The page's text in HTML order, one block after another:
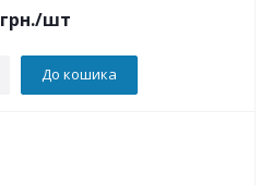
грн./шт
До кошика